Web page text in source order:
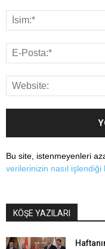
Bu site, istenmeyenleri
verilerinizin nasıl
KÖŞE YAZILARI